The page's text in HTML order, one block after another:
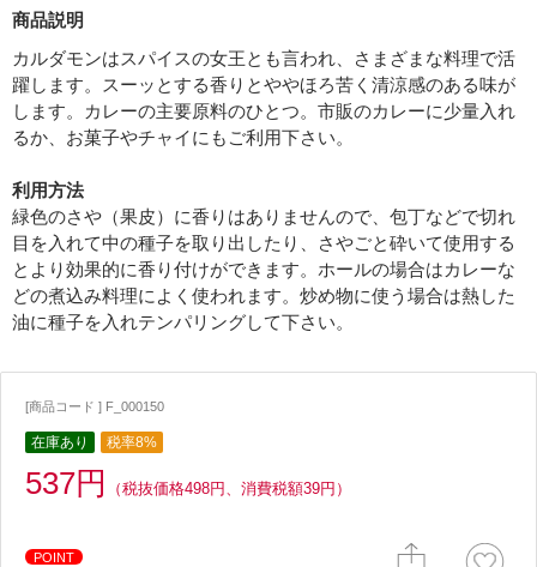
商品説明
カルダモンはスパイスの女王とも言われ、さまざまな料理で活
躍します。スーッとする香りとややほろ苦く清涼感のある味が
します。カレーの主要原料のひとつ。市販のカレーに少量入れ
るか、お菓子やチャイにもご利用下さい。
利用方法
緑色のさや（果皮）に香りはありませんので、包丁などで切れ
目を入れて中の種子を取り出したり、さやごと砕いて使用する
とより効果的に香り付けができます。ホールの場合はカレーな
どの煮込み料理によく使われます。炒め物に使う場合は熱した
油に種子を入れテンパリングして下さい。
[商品コード ] F_000150
在庫あり 税率8%
537円 （税抜価格498円、消費税額39円）
POINT